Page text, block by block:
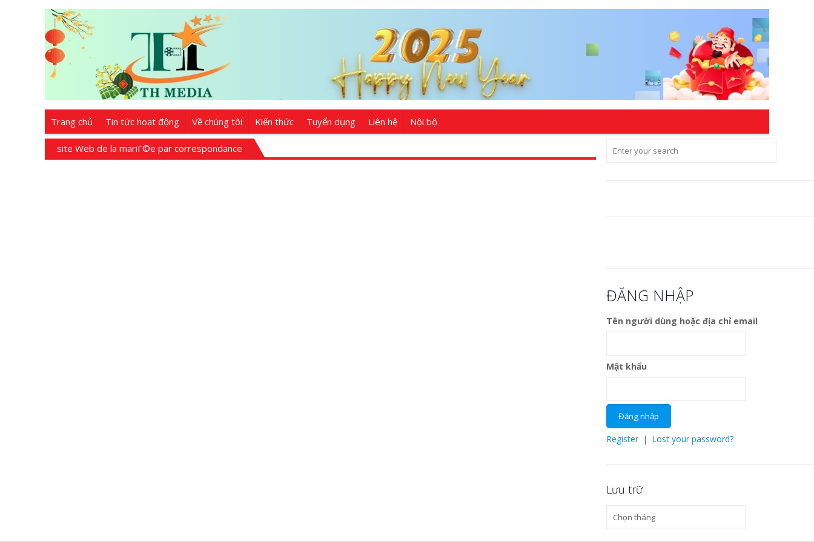
Trang chủ Tin tức hoạt động Về chúng tôi Kiến thức Tuyển dụng Liên hệ Nội bộ
site Web de la mariГ©e par correspondance
ĐĂNG NHẬP
Tên người dùng hoặc địa chỉ email
Mật khẩu
Register | Lost your password?
Lưu trữ
Lưu